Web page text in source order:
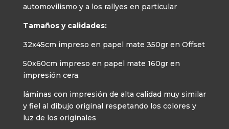
automovilismo y a los rallyes en particular
Tamaños y calidades:
32x45cm impreso en papel mate 350gr en Offset
50x60cm impreso en papel mate 160gr en
impresión cera.
láminas con impresión de alta calidad muy similar
y fiel al dibujo original respetando los colores y
luz de los originales